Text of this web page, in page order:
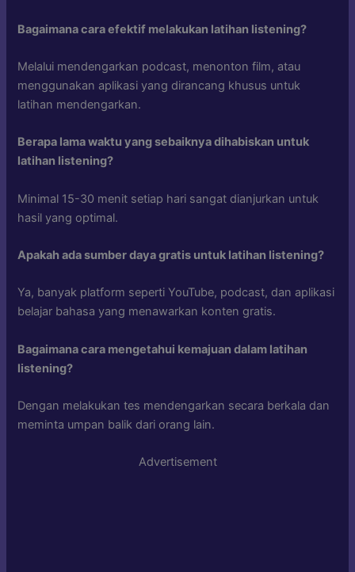
Bagaimana cara efektif melakukan latihan listening?
Melalui mendengarkan podcast, menonton film, atau
menggunakan aplikasi yang dirancang khusus untuk
latihan mendengarkan.
Berapa lama waktu yang sebaiknya dihabiskan untuk
latihan listening?
Minimal 15-30 menit setiap hari sangat dianjurkan untuk
hasil yang optimal.
Apakah ada sumber daya gratis untuk latihan listening?
Ya, banyak platform seperti YouTube, podcast, dan aplikasi
belajar bahasa yang menawarkan konten gratis.
Bagaimana cara mengetahui kemajuan dalam latihan
listening?
Dengan melakukan tes mendengarkan secara berkala dan
meminta umpan balik dari orang lain.
Advertisement